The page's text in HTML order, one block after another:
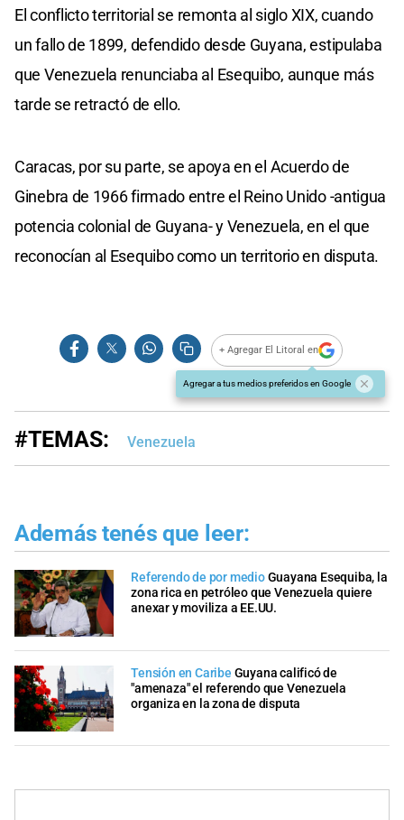
El conflicto territorial se remonta al siglo XIX, cuando
un fallo de 1899, defendido desde Guyana, estipulaba
que Venezuela renunciaba al Esequibo, aunque más
tarde se retractó de ello.
Caracas, por su parte, se apoya en el Acuerdo de
Ginebra de 1966 firmado entre el Reino Unido -antigua
potencia colonial de Guyana- y Venezuela, en el que
reconocían al Esequibo como un territorio en disputa.
+ Agregar El Litoral en
Agregar a tus medios preferidos en Google
#TEMAS: Venezuela
Además tenés que leer:
Referendo de por medioGuayana Esequiba, la
zona rica en petróleo que Venezuela quiere
anexar y moviliza a EE.UU.
Tensión en Caribe Guyana calificó de
"amenaza" el referendo que Venezuela
organiza en la zona de disputa